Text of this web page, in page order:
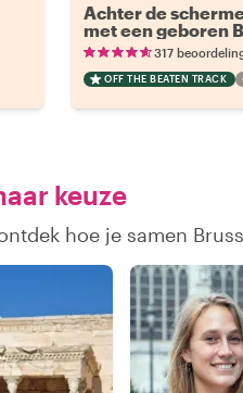
Achter de
met een geboren
317
OFF THE BEATEN TRACK
keuze
hoe je samen